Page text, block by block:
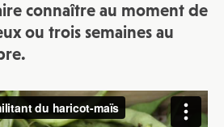
connaître au moment de
ou trois semaines au